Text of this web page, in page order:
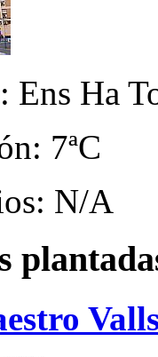
Ens Ha
7ªC
N/A